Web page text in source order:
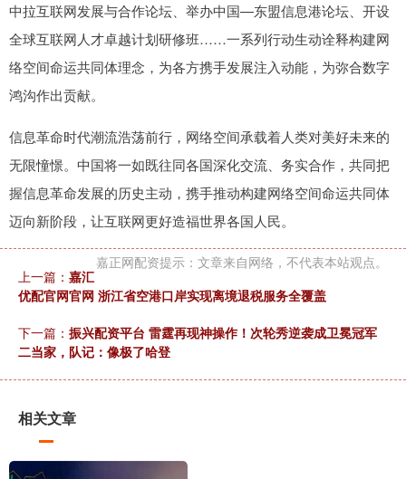
中拉互联网发展与合作论坛、举办中国—东盟信息港论坛、开设
全球互联网人才卓越计划研修班……一系列行动生动诠释构建网
络空间命运共同体理念，为各方携手发展注入动能，为弥合数字
鸿沟作出贡献。
信息革命时代潮流浩荡前行，网络空间承载着人类对美好未来的
无限憧憬。中国将一如既往同各国深化交流、务实合作，共同把
握信息革命发展的历史主动，携手推动构建网络空间命运共同体
迈向新阶段，让互联网更好造福世界各国人民。
嘉正网配资提示：文章来自网络，不代表本站观点。
上一篇： 嘉汇
优配官网官网 浙江省空港口岸实现离境退税服务全覆盖
下一篇： 振兴配资平台 雷霆再现神操作！次轮秀逆袭成卫冕冠军
二当家，队记：像极了哈登
相关文章